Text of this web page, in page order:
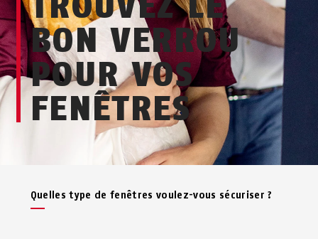
BON VERROU
POUR VOS
FENÊTRES
Quelles type de fenêtres voulez-vous sécuriser ?